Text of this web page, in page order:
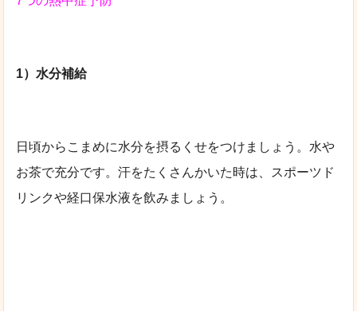
1）水分補給
日頃からこまめに水分を摂るくせをつけましょう。水や
お茶で充分です。汗をたくさんかいた時は、スポーツド
リンクや経口保水液を飲みましょう。